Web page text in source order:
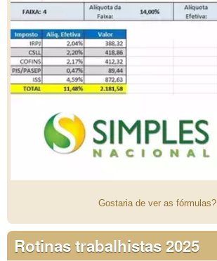
Gostaria de ver as fórmulas?
Rotinas trabalhistas 2025